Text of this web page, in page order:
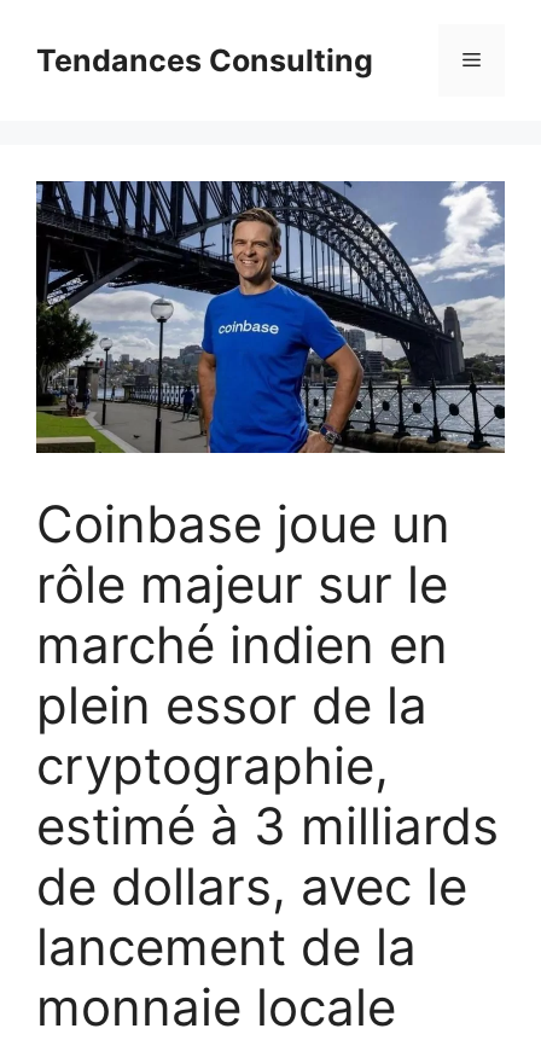
contenuTendances Consulting Menu
Coinbase joue un
rôle majeur sur le
marché indien en
plein essor de la
cryptographie,
estimé à 3 milliards
de dollars, avec le
lancement de la
monnaie locale